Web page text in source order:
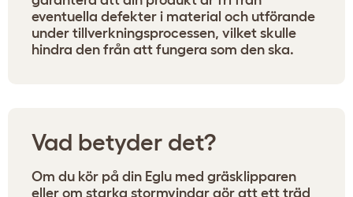
eventuella defekter i material och utförande
under tillverkningsprocessen, vilket skulle
hindra den från att fungera som den ska.
Vad betyder det?
Om du kör på din Eglu med gräsklipparen
eller om starka stormvindar gör att ett träd